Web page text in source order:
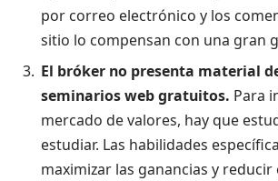
por correo electrónico y los
sitio lo compensan con una gran
El bróker no presenta material
seminarios web gratuitos. Para
mercado de valores, hay que
estudiar. Las habilidades
maximizar las ganancias y reducir